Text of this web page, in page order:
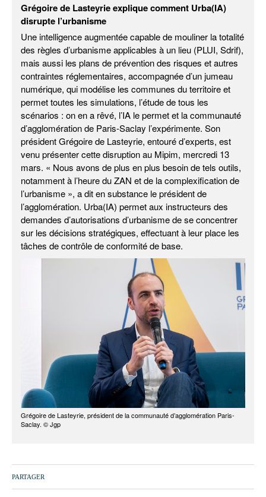
Grégoire de Lasteyrie explique comment Urba(IA)
disrupte l’urbanisme
Une intelligence augmentée capable de mouliner la totalité
des règles d’urbanisme applicables à un lieu (PLUI, Sdrif),
mais aussi les plans de prévention des risques et autres
contraintes réglementaires, accompagnée d’un jumeau
numérique, qui modélise les communes du territoire et
permet toutes les simulations, l’étude de tous les
scénarios : on en a rêvé, l’IA le permet et la communauté
d’agglomération de Paris-Saclay l’expérimente. Son
président Grégoire de Lasteyrie, entouré d’experts, est
venu présenter cette disruption au Mipim, mercredi 13
mars. « Nous avons de plus en plus besoin de tels outils,
notamment à l’heure du ZAN et de la complexification de
l’urbanisme », a dit en substance le président de
l’agglomération. Urba(IA) permet aux instructeurs des
demandes d’autorisations d’urbanisme de se concentrer
sur les décisions stratégiques, effectuant à leur place les
tâches de contrôle de conformité de base.
Grégoire de Lasteyrie, président de la communauté d’agglomération Paris-
Saclay. © Jgp
PARTAGER